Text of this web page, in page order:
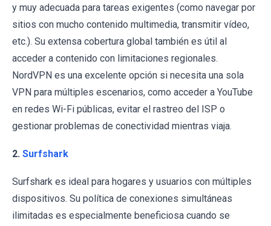
y muy adecuada para tareas exigentes (como navegar por
sitios con mucho contenido multimedia, transmitir vídeo,
etc.). Su extensa cobertura global también es útil al
acceder a contenido con limitaciones regionales.
NordVPN es una excelente opción si necesita una sola
VPN para múltiples escenarios, como acceder a YouTube
en redes Wi-Fi públicas, evitar el rastreo del ISP o
gestionar problemas de conectividad mientras viaja.
2. Surfshark
Surfshark es ideal para hogares y usuarios con múltiples
dispositivos. Su política de conexiones simultáneas
ilimitadas es especialmente beneficiosa cuando se